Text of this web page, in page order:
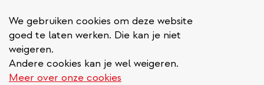
We gebruiken cookies om deze website
goed te laten werken. Die kan je niet
weigeren.
Andere cookies kan je wel weigeren.
Meer over onze cookies